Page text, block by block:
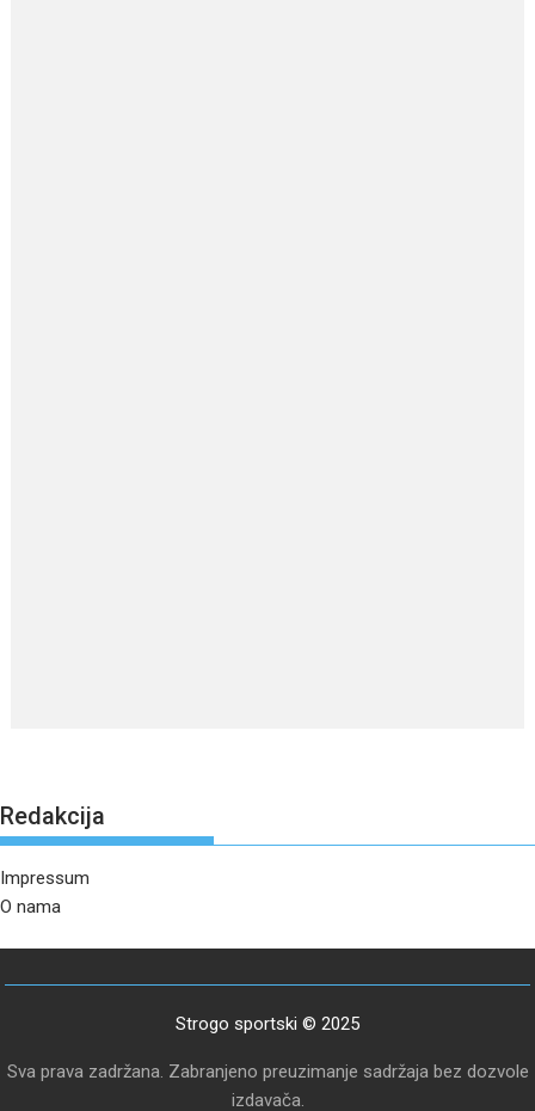
Redakcija
Impressum
O nama
Strogo sportski © 2025
Sva prava zadržana. Zabranjeno preuzimanje sadržaja bez dozvole
izdavača.